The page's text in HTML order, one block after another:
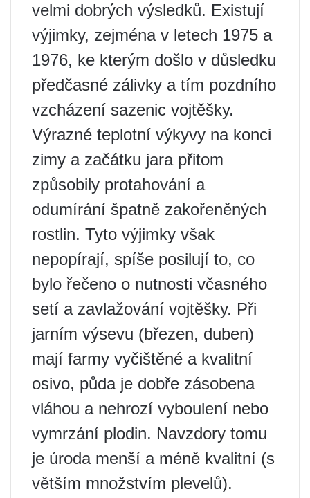
velmi dobrých výsledků. Existují
výjimky, zejména v letech 1975 a
1976, ke kterým došlo v důsledku
předčasné zálivky a tím pozdního
vzcházení sazenic vojtěšky.
Výrazné teplotní výkyvy na konci
zimy a začátku jara přitom
způsobily protahování a
odumírání špatně zakořeněných
rostlin. Tyto výjimky však
nepopírají, spíše posilují to, co
bylo řečeno o nutnosti včasného
setí a zavlažování vojtěšky. Při
jarním výsevu (březen, duben)
mají farmy vyčištěné a kvalitní
osivo, půda je dobře zásobena
vláhou a nehrozí vyboulení nebo
vymrzání plodin. Navzdory tomu
je úroda menší a méně kvalitní (s
větším množstvím plevelů).